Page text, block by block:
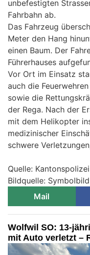
unbefestigten
Fahrbahn ab.
Das Fahrzeug
Meter den Hang
einen Baum. Der
Führerhauses
Vor Ort im Einsatz
auch die
sowie die
der Rega. Nach der
mit dem Helikopter
medizinischer
schwere
Quelle:
Bildquelle:
Mail
Wolfwil SO: 13-
mit Auto verletzt –